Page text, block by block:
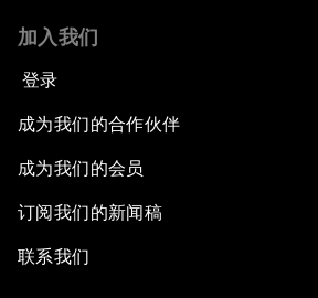
加入我们
登录
成为我们的合作伙伴
成为我们的会员
订阅我们的新闻稿
联系我们